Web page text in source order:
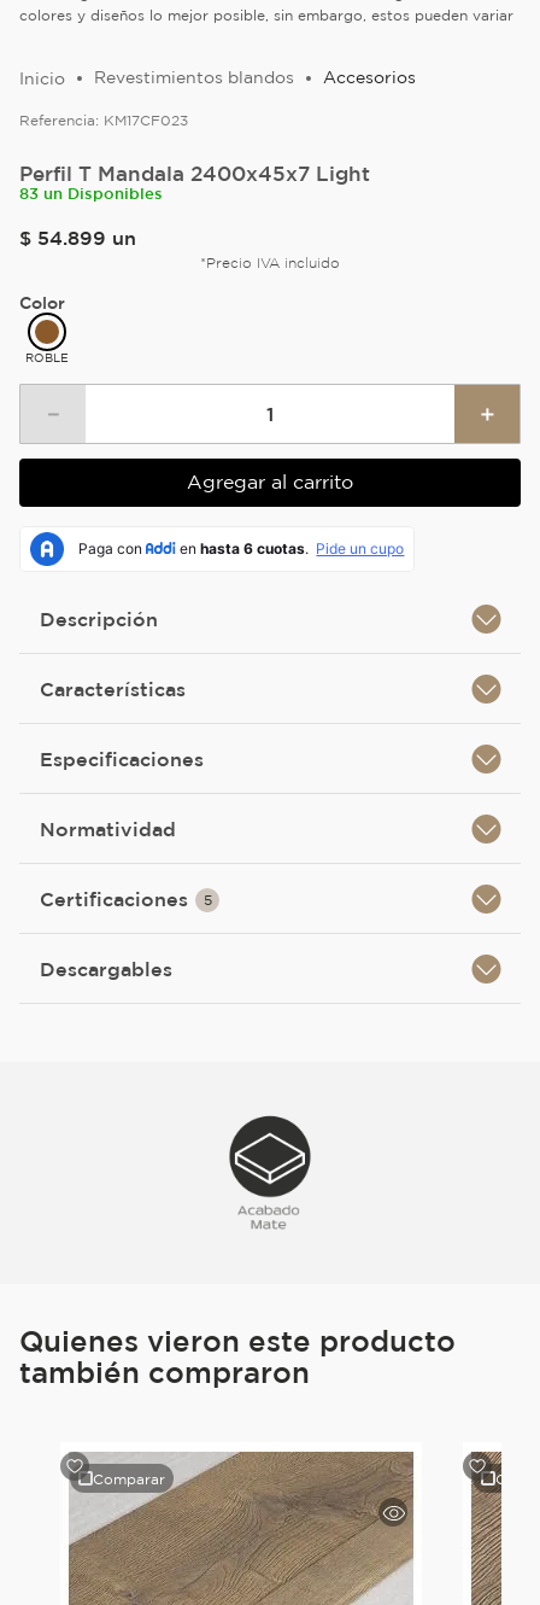
colores y diseños lo mejor posible, sin embargo, estos pueden variar
Revestimientos blandos Accesorios
Referencia: KM17CF023
Perfil T Mandala 2400x45x7 Light
83 un Disponibles
$ 54.899 un
*Precio IVA incluido
Color
ROBLE
＋
－
Agregar al carrito
Descripción
Características
Especificaciones
Normatividad
Certificaciones 5
Descargables
Quienes vieron este producto
también compraron
Comparar